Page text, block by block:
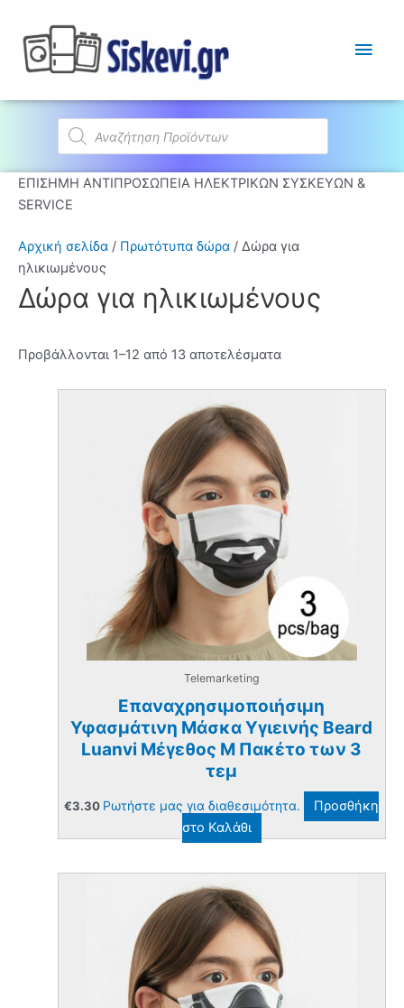
Products
search
Αρχική σελίδα / Πρωτότυπα δώρα / Δώρα για
ηλικιωμένους
Δώρα για ηλικιωμένους
Προβάλλονται 1–12 από 13 αποτελέσματα
Telemarketing
Επαναχρησιμοποιήσιμη
Υφασμάτινη Μάσκα Υγιεινής Beard
Luanvi Μέγεθος M Πακέτο των 3
τεμ
€3.30 Ρωτήστε μας για διαθεσιμότητα.
Προσθήκη
στο Καλάθι
ΕΠΙΣΗΜΗ ΑΝΤΙΠΡΟΣΩΠΕΙΑ ΗΛΕΚΤΡΙΚΩΝ ΣΥΣΚΕΥΩΝ &
SERVICE